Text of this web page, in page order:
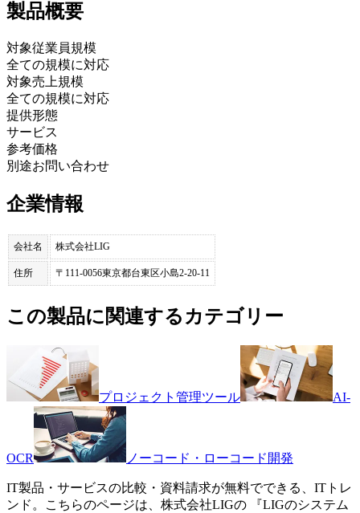
製品概要
対象従業員規模
全ての規模に対応
対象売上規模
全ての規模に対応
提供形態
サービス
参考価格
別途お問い合わせ
企業情報
会社名 株式会社LIG
住所 〒111-0056東京都台東区小島2-20-11
この製品に関連するカテゴリー
プロジェクト管理ツール AI-
OCR ノーコード・ローコード開発
IT製品・サービスの比較・資料請求が無料でできる、ITトレ
ンド。こちらのページは、 株式会社LIGの 『LIGのシステム